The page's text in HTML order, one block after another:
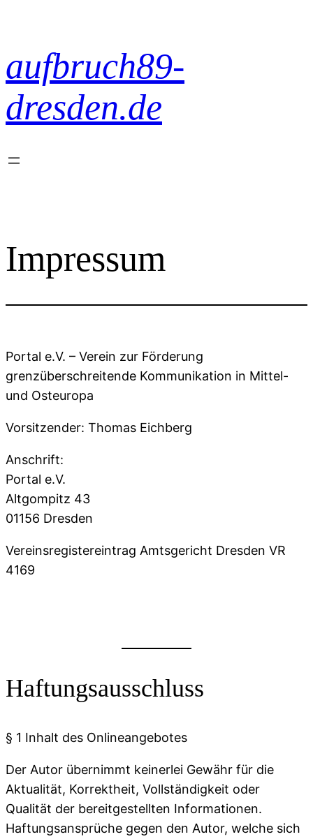
springen
aufbruch89-
dresden.de
Impressum
Portal e.V. – Verein zur Förderung
grenzüberschreitende Kommunikation in Mittel-
und Osteuropa
Vorsitzender: Thomas Eichberg
Anschrift:
Portal e.V.
Altgompitz 43
01156 Dresden
Vereinsregistereintrag Amtsgericht Dresden VR
4169
Haftungsausschluss
§ 1 Inhalt des Onlineangebotes
Der Autor übernimmt keinerlei Gewähr für die
Aktualität, Korrektheit, Vollständigkeit oder
Qualität der bereitgestellten Informationen.
Haftungsansprüche gegen den Autor, welche sich